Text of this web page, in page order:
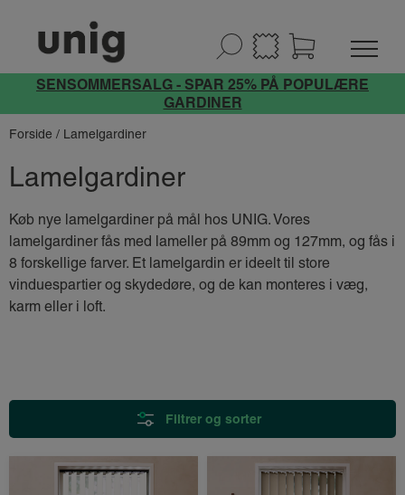
SENSOMMERSALG - SPAR 25% PÅ POPULÆRE
GARDINER
Forside / Lamelgardiner
Lamelgardiner
Køb nye lamelgardiner på mål hos UNIG. Vores
lamelgardiner fås med lameller på 89mm og 127mm, og fås i
8 forskellige farver. Et lamelgardin er ideelt til store
vinduespartier og skydedøre, og de kan monteres i væg,
karm eller i loft.
Filtrer og sorter